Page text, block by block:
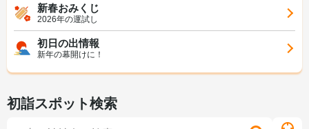
新春おみくじ
2026年の運試し
初日の出情報
新年の幕開けに！
初詣スポット検索